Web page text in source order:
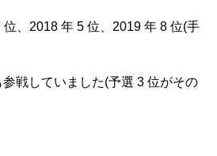
、2018 年 5 位、2019 年 8 位(手
戦していました(予選 3 位がその